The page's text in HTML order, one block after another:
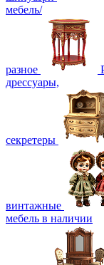
мебель/
разное
дрессуары,
секретеры
винтажные
мебель в наличии